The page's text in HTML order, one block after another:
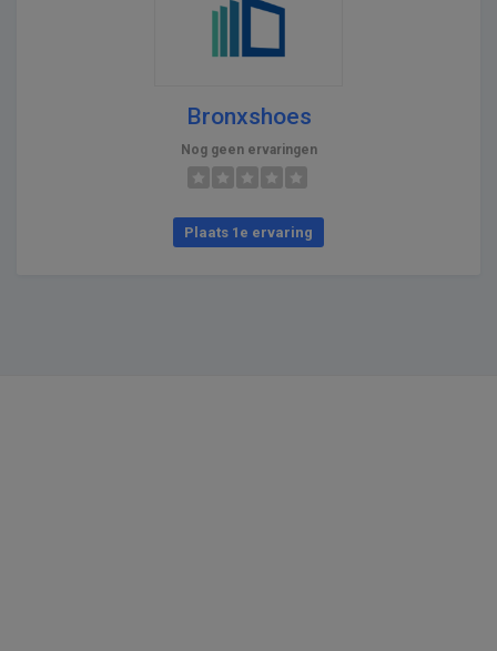
Bronxshoes
Nog geen ervaringen
Plaats 1e ervaring